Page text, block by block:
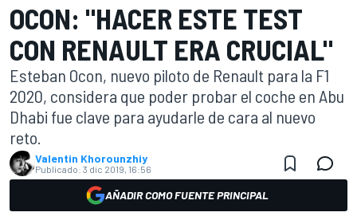
OCON: "HACER ESTE TEST
CON RENAULT ERA CRUCIAL"
Esteban Ocon, nuevo piloto de Renault para la F1
2020, considera que poder probar el coche en Abu
Dhabi fue clave para ayudarle de cara al nuevo
reto.
Valentin Khorounzhiy
Publicado: 3 dic 2019, 16:56
AÑADIR COMO FUENTE PRINCIPAL